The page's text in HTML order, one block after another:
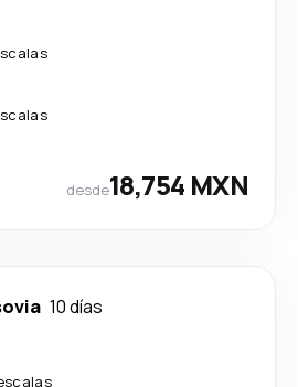
desde18,754 MXN
10 días